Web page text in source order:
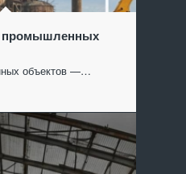
промышленных
объектов —…